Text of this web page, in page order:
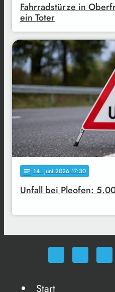
Fahrradstürze in
ein Toter
notes 14. Juni 2026 17:30
Unfall bei Pleofen:
Start